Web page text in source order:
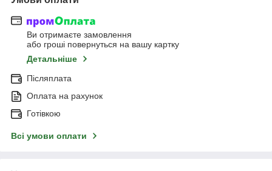
Ви отримаєте замовлення
або гроші повернуться на вашу картку
Детальніше
Післяплата
Оплата на рахунок
Готівкою
Всі умови оплати